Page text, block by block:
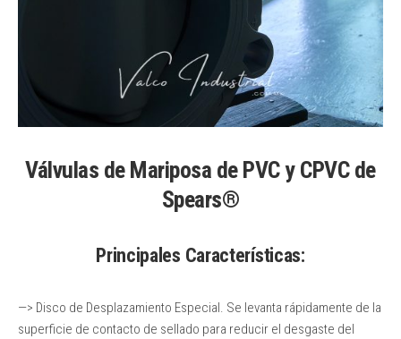
Válvulas de Mariposa de PVC y CPVC de
Spears®
Principales Características:
—> Disco de Desplazamiento Especial. Se levanta rápidamente de la
superficie de contacto de sellado para reducir el desgaste del